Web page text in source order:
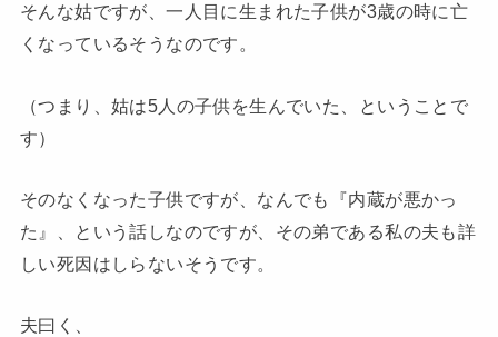
そんな姑ですが、一人目に生まれた子供が3歳の時に亡
くなっているそうなのです。
（つまり、姑は5人の子供を生んでいた、ということで
す）
そのなくなった子供ですが、なんでも『内蔵が悪かっ
た』、という話しなのですが、その弟である私の夫も詳
しい死因はしらないそうです。
夫曰く、